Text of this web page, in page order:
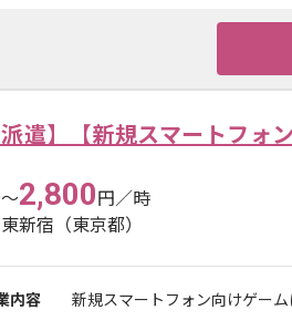
派遣】【新規スマートフォ
〜2,800円／時
東新宿（東京都）
内容 新規スマートフォン向けゲー